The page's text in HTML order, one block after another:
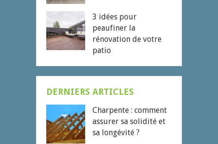
3 idées pour
peaufiner la
rénovation de votre
patio
DERNIERS ARTICLES
Charpente : comment
assurer sa solidité et
sa longévité ?